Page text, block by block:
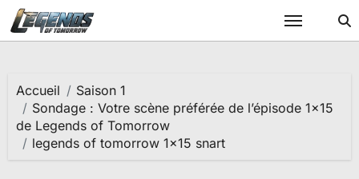
Passer
au
contenu
Accueil
Saison 1
Sondage : Votre scène préférée de l’épisode 1×15
de Legends of Tomorrow
legends of tomorrow 1×15 snart